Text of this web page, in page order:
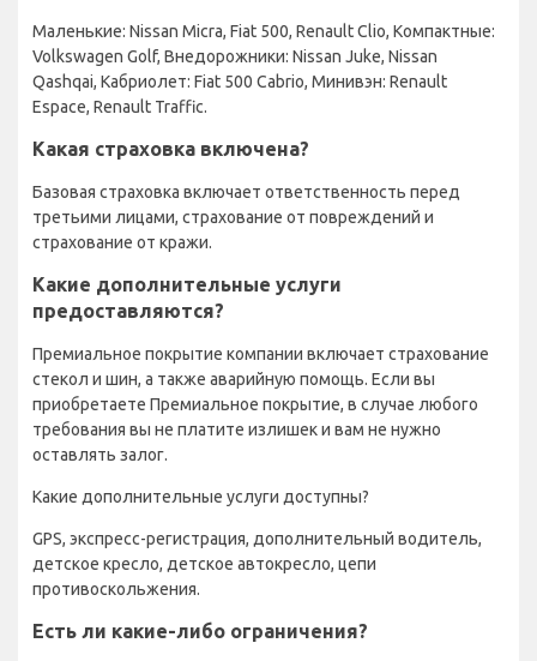
Маленькие: Nissan Micra, Fiat 500, Renault Clio, Компактные:
Volkswagen Golf, Внедорожники: Nissan Juke, Nissan
Qashqai, Кабриолет: Fiat 500 Cabrio, Минивэн: Renault
Espace, Renault Traffic.
Какая страховка включена?
Базовая страховка включает ответственность перед
третьими лицами, страхование от повреждений и
страхование от кражи.
Какие дополнительные услуги
предоставляются?
Премиальное покрытие компании включает страхование
стекол и шин, а также аварийную помощь. Если вы
приобретаете Премиальное покрытие, в случае любого
требования вы не платите излишек и вам не нужно
оставлять залог.
Какие дополнительные услуги доступны?
GPS, экспресс-регистрация, дополнительный водитель,
детское кресло, детское автокресло, цепи
противоскольжения.
Есть ли какие-либо ограничения?